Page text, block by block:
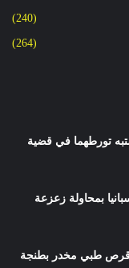
(240)
(264)
تورطهما في قضية
بمحاولة زعزعة